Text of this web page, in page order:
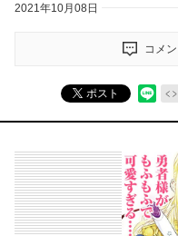
2021年10月08日
コメ
ポスト